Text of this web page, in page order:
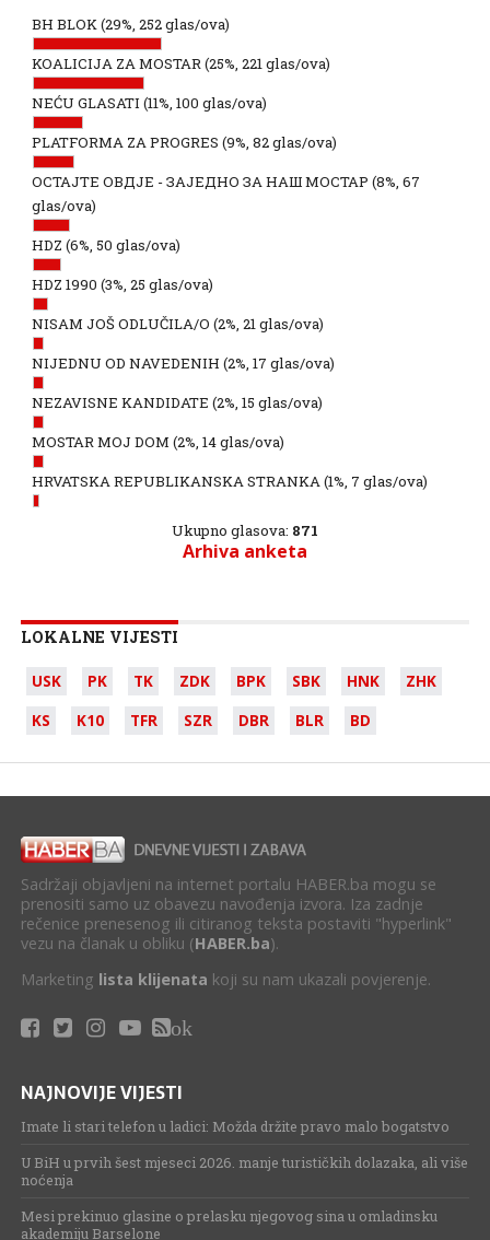
BH BLOK(29%, 252 glas/ova)
KOALICIJA ZA MOSTAR(25%, 221 glas/ova)
NEĆU GLASATI (11%, 100 glas/ova)
PLATFORMA ZA PROGRES (9%, 82 glas/ova)
ОСТАЈТЕ ОВДЈЕ - ЗАЈЕДНО ЗА НАШ МОСТАР (8%, 67
glas/ova)
HDZ (6%, 50 glas/ova)
HDZ 1990 (3%, 25 glas/ova)
NISAM JOŠ ODLUČILA/O (2%, 21 glas/ova)
NIJEDNU OD NAVEDENIH (2%, 17 glas/ova)
NEZAVISNE KANDIDATE (2%, 15 glas/ova)
MOSTAR MOJ DOM (2%, 14 glas/ova)
HRVATSKA REPUBLIKANSKA STRANKA(1%, 7 glas/ova)
Ukupno glasova: 871
Arhiva anketa
LOKALNE VIJESTI
USK PK TK ZDK BPK SBK HNK
ZHK
KS
K10 TFR SZR DBR BLR BD
Sadržaji objavljeni na internet portalu HABER.ba mogu se
prenositi samo uz obavezu navođenja izvora. Iza zadnje
rečenice prenesenog ili citiranog teksta postaviti "hyperlink"
vezu na članak u obliku (HABER.ba).
Marketing lista klijenata koji su nam ukazali povjerenje.
ok
NAJNOVIJE VIJESTI
Imate li stari telefon u ladici: Možda držite pravo malo bogatstvo
U BiH u prvih šest mjeseci 2026. manje turističkih dolazaka, ali više
noćenja
Mesi prekinuo glasine o prelasku njegovog sina u omladinsku
akademiju Barselone